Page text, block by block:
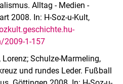
Alltag - Medien -
2008. In: H-Soz-u-Kult,
2009-1-157
Schulze-Marmeling,
und rundes Leder. Fußball